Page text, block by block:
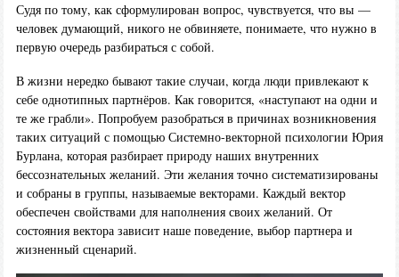
Судя по тому, как сформулирован вопрос, чувствуется, что вы —
человек думающий, никого не обвиняете, понимаете, что нужно в
первую очередь разбираться с собой.
В жизни нередко бывают такие случаи, когда люди привлекают к
себе однотипных партнёров. Как говорится, «наступают на одни и
те же грабли». Попробуем разобраться в причинах возникновения
таких ситуаций с помощью Системно-векторной психологии Юрия
Бурлана, которая разбирает природу наших внутренних
бессознательных желаний. Эти желания точно систематизированы
и собраны в группы, называемые векторами. Каждый вектор
обеспечен свойствами для наполнения своих желаний. От
состояния вектора зависит наше поведение, выбор партнера и
жизненный сценарий.